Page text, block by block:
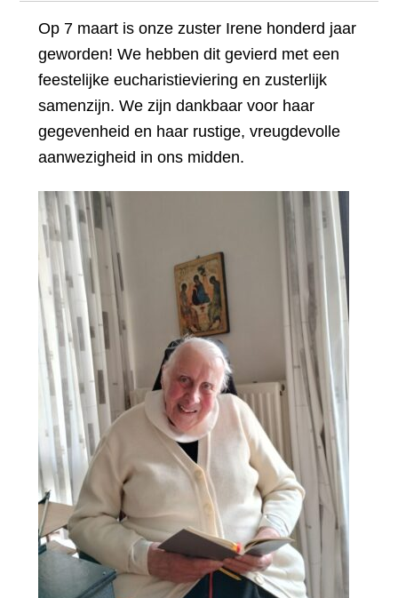
Op 7 maart is onze zuster Irene honderd jaar
geworden! We hebben dit gevierd met een
feestelijke eucharistieviering en zusterlijk
samenzijn. We zijn dankbaar voor haar
gegevenheid en haar rustige, vreugdevolle
aanwezigheid in ons midden.